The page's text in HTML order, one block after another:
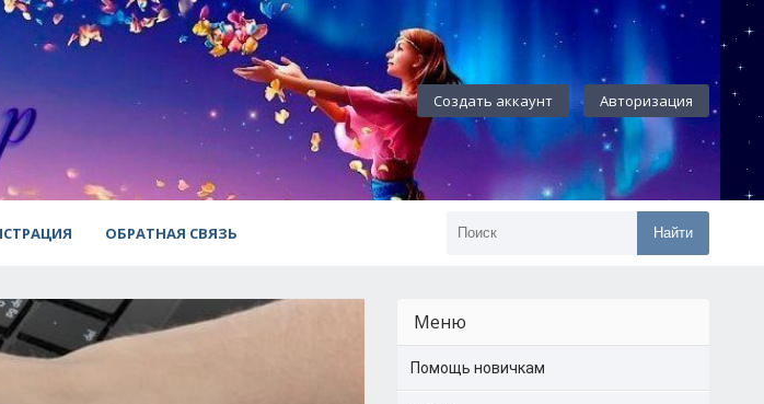
Создать аккаунт Авторизация
ОБРАТНАЯ СВЯЗЬ Найти
Меню
Помощь новичкам